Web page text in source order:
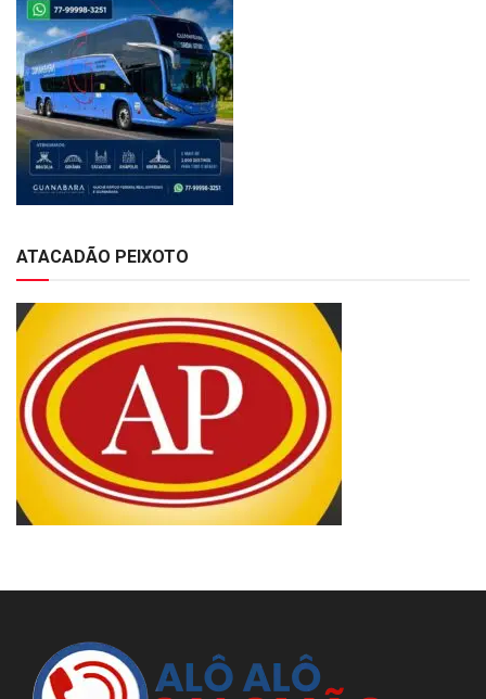
ATACADÃO PEIXOTO